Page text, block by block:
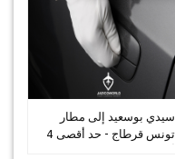
سيدي بوسعيد إلى مطار
تونس قرطاج - حد أقصى 4